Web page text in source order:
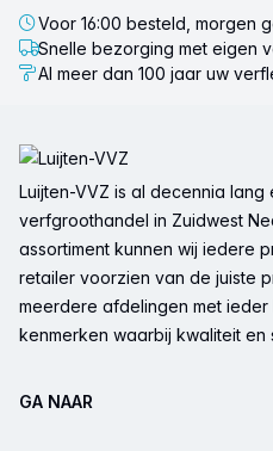
Voor 16:00 besteld, morgen
Snelle bezorging met eigen
Al meer dan 100 jaar uw
Luijten-VVZ is al decennia
verfgroothandel in Zuidwest
assortiment kunnen wij iedere
retailer voorzien van de juiste
meerdere afdelingen met
kenmerken waarbij kwaliteit en
GA NAAR